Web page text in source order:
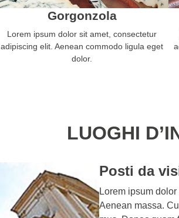
Gorgonzola
Lorem ipsum dolor sit amet, consectetur
adipiscing elit. Aenean commodo ligula eget
dolor.
LUOGHI
Posti da
Lorem ipsum
Aenean massa.